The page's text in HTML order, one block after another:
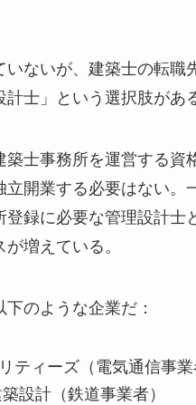
いないが、建築士の転職
計士」という選択肢があ
築士事務所を運営する資
立開業する必要はない。
登録に必要な管理設計士
増えている。
のような企業だ：
ティーズ（電気通信事業
設計（鉄道事業者）